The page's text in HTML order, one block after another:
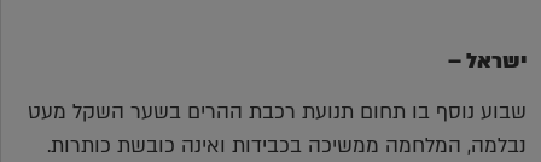
ישראל –
שבוע נוסף בו תחום תנועת רכבת ההרים בשער השקל מעט
נבלמה, המלחמה ממשיכה בכבידות ואינה כובשת כותרות.